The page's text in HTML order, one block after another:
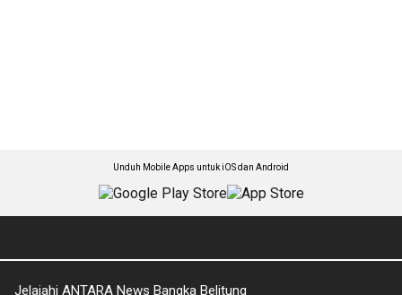
Unduh Mobile Apps untuk iOS dan Android
Jelajahi ANTARA News Bangka Belitung